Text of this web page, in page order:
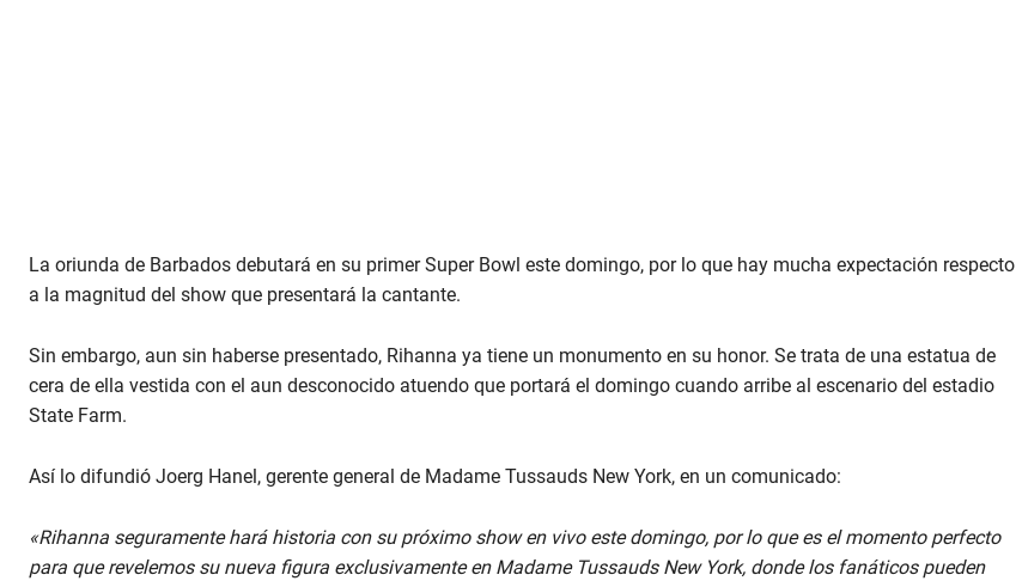
La oriunda de Barbados debutará en su primer Super Bowl este domingo, por lo que hay mucha expectación respecto
a la magnitud del show que presentará la cantante.
Sin embargo, aun sin haberse presentado, Rihanna ya tiene un monumento en su honor. Se trata de una estatua de
cera de ella vestida con el aun desconocido atuendo que portará el domingo cuando arribe al escenario del estadio
State Farm.
Así lo difundió Joerg Hanel, gerente general de Madame Tussauds New York, en un comunicado:
«Rihanna seguramente hará historia con su próximo show en vivo este domingo, por lo que es el momento perfecto
para que revelemos su nueva figura exclusivamente en Madame Tussauds New York, donde los fanáticos pueden